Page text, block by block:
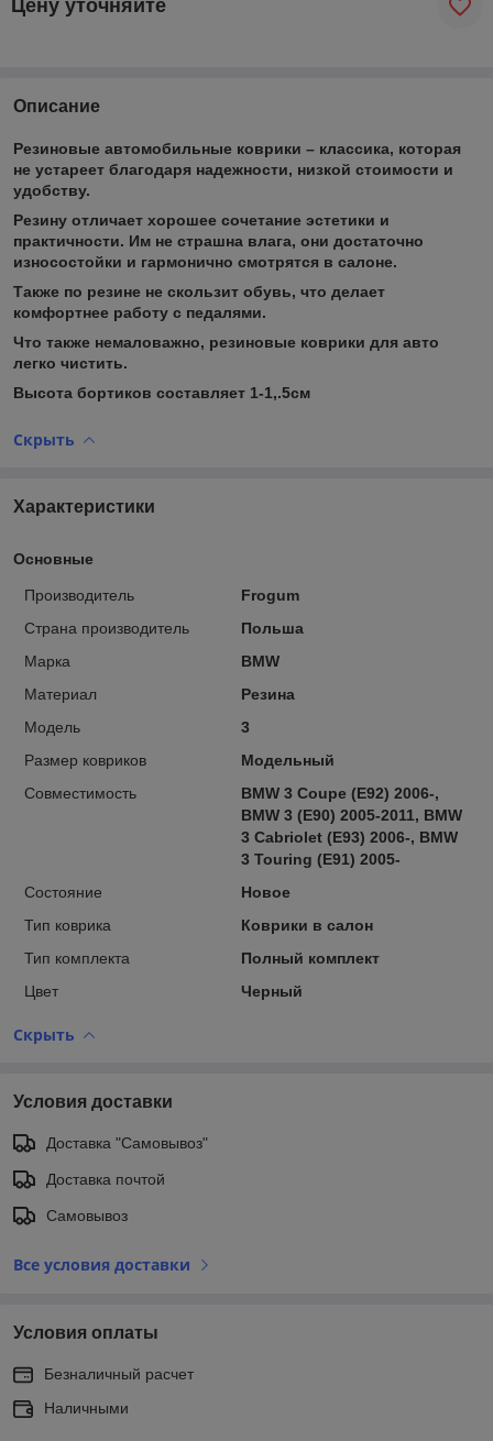
Цену уточняйте
Описание
Резиновые автомобильные коврики – классика, которая
не устареет благодаря надежности, низкой стоимости и
удобству.
Резину отличает хорошее сочетание эстетики и
практичности. Им не страшна влага, они достаточно
износостойки и гармонично смотрятся в салоне.
Также по резине не скользит обувь, что делает
комфортнее работу с педалями.
Что также немаловажно, резиновые коврики для авто
легко чистить.
Высота бортиков составляет 1-1,.5см
Скрыть
Характеристики
Основные
Производитель
Frogum
Страна производитель
Польша
Марка
BMW
Материал
Резина
Модель
3
Размер ковриков
Модельный
Совместимость
BMW 3 Coupe (E92) 2006-,
BMW 3 (E90) 2005-2011, BMW
3 Cabriolet (E93) 2006-, BMW
3 Touring (E91) 2005-
Состояние
Новое
Тип коврика
Коврики в салон
Тип комплекта
Полный комплект
Цвет
Черный
Скрыть
Условия доставки
Доставка "Самовывоз"
Доставка почтой
Самовывоз
Все условия доставки
Условия оплаты
Безналичный расчет
Наличными